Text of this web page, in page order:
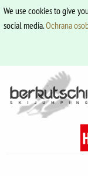
We use cookies to give
social media.Ochrana